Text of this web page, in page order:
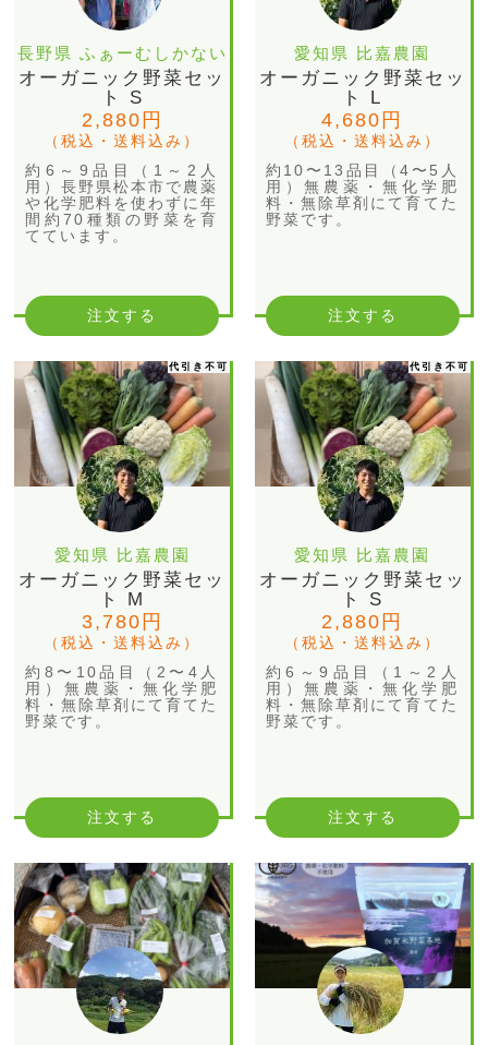
長野県 ふぁーむしかない
オーガニック野菜セッ
ト S
2,880円
（税込・送料込み）
約6～9品目（1～2人
用）長野県松本市で農薬
や化学肥料を使わずに年
間約70種類の野菜を育
てています。
注文する
愛知県 比嘉農園
オーガニック野菜セッ
ト L
4,680円
（税込・送料込み）
約10〜13品目（4〜5人
用）無農薬・無化学肥
料・無除草剤にて育てた
野菜です。
注文する
代引き不可
愛知県 比嘉農園
オーガニック野菜セッ
ト M
3,780円
（税込・送料込み）
約8〜10品目（2〜4人
用）無農薬・無化学肥
料・無除草剤にて育てた
野菜です。
注文する
代引き不可
愛知県 比嘉農園
オーガニック野菜セッ
ト S
2,880円
（税込・送料込み）
約6～9品目（1～2人
用）無農薬・無化学肥
料・無除草剤にて育てた
野菜です。
注文する